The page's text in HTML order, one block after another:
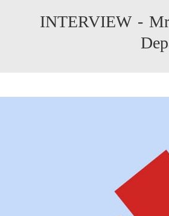
INTERVIEW -